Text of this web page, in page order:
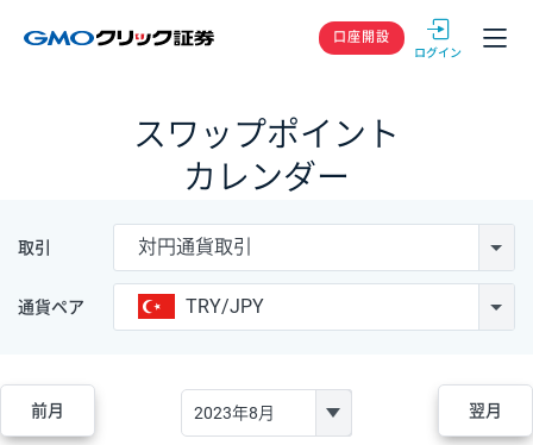
GMOクリック
口座開設
スワップポイント
カレンダー
取引 対円通貨取引
通貨ペア TRY/JPY
前月 翌月